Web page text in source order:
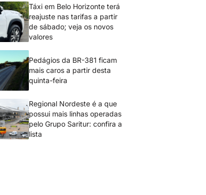
Táxi em Belo Horizonte terá
reajuste nas tarifas a partir
de sábado; veja os novos
valores
Pedágios da BR-381 ficam
mais caros a partir desta
quinta-feira
Regional Nordeste é a que
possui mais linhas operadas
pelo Grupo Saritur: confira a
lista